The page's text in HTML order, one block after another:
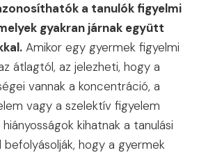
a tanulók figyelmi
gyakran járnak együtt
Amikor egy gyermek figyelmi
átlagtól, az jelezheti, hogy a
vannak a koncentráció, a
vagy a szelektív figyelem
kihatnak a tanulási
hogy a gyermek